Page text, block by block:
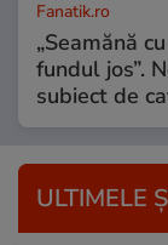
Fanatik.ro
„Seamănă
fundul jos”.
subiect de
ULTIMELE